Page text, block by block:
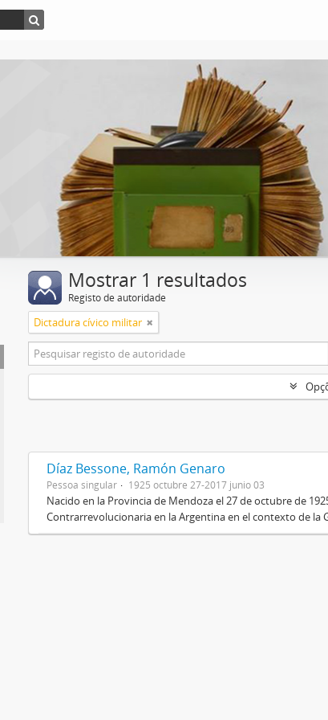
Mostrar 1 resultados
Registo de autoridade
Dictadura cívico militar
Díaz Bessone, Ramón Genaro
Pessoa singular 1925 octubre 27-2017 junio 03
Nacido en la Provincia de Mendoza el 27 de octubre de
Contrarrevolucionaria en la Argentina en el contexto de la